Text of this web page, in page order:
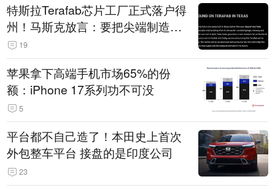
特斯拉Terafab芯片工厂正式落户得
州！马斯克放言：要把尖端制造带
回美国
19
苹果拿下高端手机市场65%的份
额：iPhone 17系列功不可没
5
平台都不自己造了！本田史上首次
外包整车平台 接盘的是印度公司
23